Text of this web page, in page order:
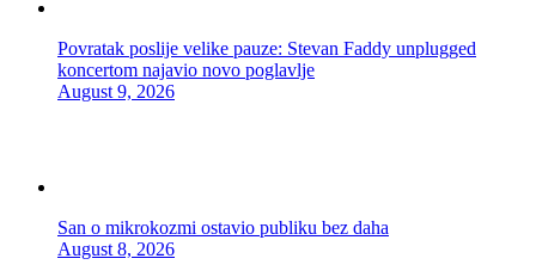
Zvuk u orbiti: Alpha Trianguli na festivalu Wild Beauty Art
August 8, 2026